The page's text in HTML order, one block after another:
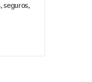
seguros,